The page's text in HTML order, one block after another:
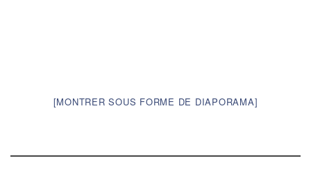
[MONTRER SOUS FORME DE DIAPORAMA]